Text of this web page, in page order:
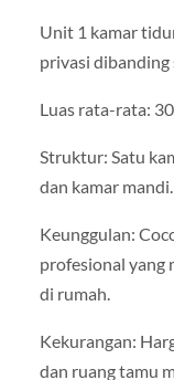
Unit 1 kamar
privasi dibanding
Luas rata-rata:
Struktur: Satu
dan kamar
Keunggulan:
profesional yang
di rumah.
Kekurangan:
dan ruang tamu